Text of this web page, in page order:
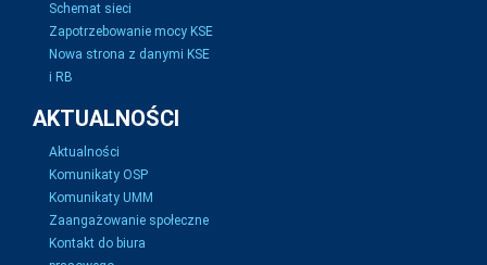
Schemat sieci
Zapotrzebowanie mocy KSE
Nowa strona z danymi KSE
i RB
AKTUALNOŚCI
Aktualności
Komunikaty OSP
Komunikaty UMM
Zaangażowanie społeczne
Kontakt do biura